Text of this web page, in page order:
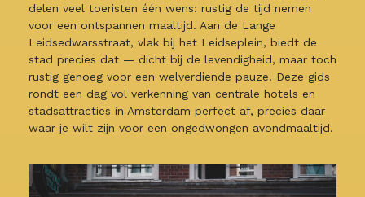
delen veel toeristen één wens: rustig de tijd nemen
voor een ontspannen maaltijd. Aan de Lange
Leidsedwarsstraat, vlak bij het Leidseplein, biedt de
stad precies dat — dicht bij de levendigheid, maar toch
rustig genoeg voor een welverdiende pauze. Deze gids
rondt een dag vol verkenning van centrale hotels en
stadsattracties in Amsterdam perfect af, precies daar
waar je wilt zijn voor een ongedwongen avondmaaltijd.